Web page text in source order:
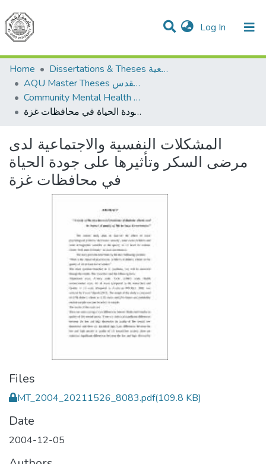
Log In (current)
Communities & Collections
All of DSpace
Home
Dissertations & Theses الرسائل الجامعية
AQU Master Theses الرسائل الجامعية الخاصة بجامعة القدس
Community Mental Health الصحة النفسية المجتمعية
المشكلات النفسية والاجتماعية لدى مرضى السكر وتأثيرها على جودة الحياة في محافظات غزة
المشكلات النفسية والاجتماعية لدى
مرضى السكر وتأثيرها على جودة الحياة
في محافظات غزة
Files
MT_2004_20211526_8083.pdf(109.8 KB)
Date
2004-12-05